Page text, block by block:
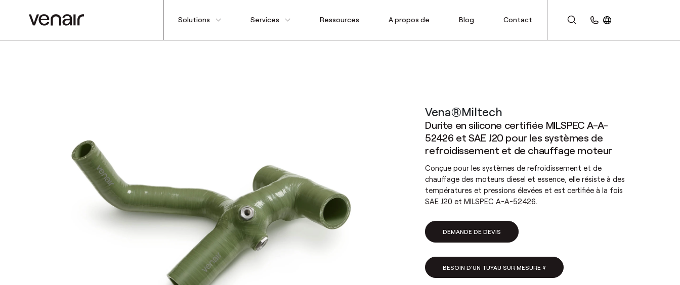
Solutions Services Ressources A propos de Blog Contact
Vena®Miltech
Durite en silicone certifiée MILSPEC A-A-
52426 et SAE J20 pour les systèmes de
refroidissement et de chauffage moteur
Conçue pour les systèmes de refroidissement et de
chauffage des moteurs diesel et essence, elle résiste à des
températures et pressions élevées et est certifiée à la fois
SAE J20 et MILSPEC A-A-52426.
DEMANDE DE DEVIS
BESOIN D'UN TUYAU SUR MESURE ?